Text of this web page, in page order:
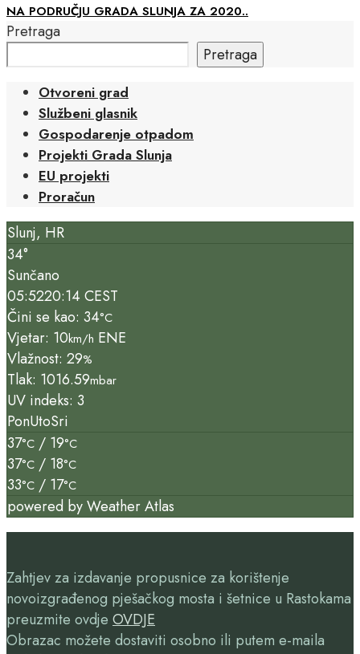
NA PODRUČJU GRADA SLUNJA ZA 2020..
Pretraga
Pretraga
Otvoreni grad
Službeni glasnik
Gospodarenje otpadom
Projekti Grada Slunja
EU projekti
Proračun
Slunj, HR
34°
Sunčano
05:5220:14 CEST
Čini se kao: 34°C
Vjetar: 10km/h ENE
Vlažnost: 29%
Tlak: 1016.59mbar
UV indeks: 3
PonUtoSri
37°C / 19°C
37°C / 18°C
33°C / 17°C
powered byWeather Atlas
Zahtjev za izdavanje propusnice za korištenje
novoizgrađenog pješačkog mosta i šetnice u Rastokama
preuzmite ovdje OVDJE
Obrazac možete dostaviti osobno ili putem e-maila